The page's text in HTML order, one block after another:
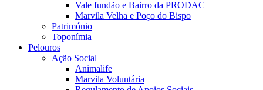
Vale fundão e Bairro da PRODAC
Marvila Velha e Poço do Bispo
Património
Toponímia
Pelouros
Ação Social
Animalife
Marvila Voluntária